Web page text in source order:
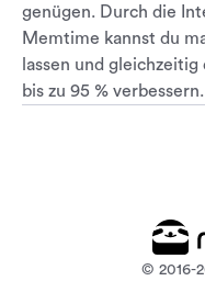
genügen. Durch die
Memtime kannst du
lassen und
bis zu 95 % verbessern.
© 2016-